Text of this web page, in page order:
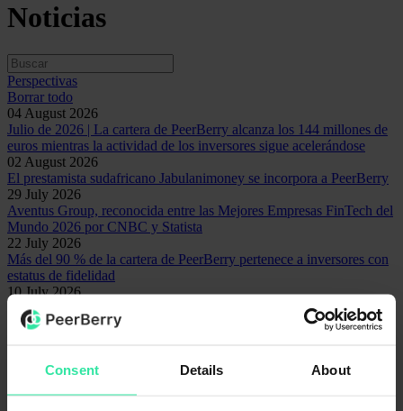
Consent Details About
Noticias
Perspectivas
Borrar todo
04 August 2026
Julio de 2026 | La cartera de PeerBerry alcanza los 144 millones de
euros mientras la actividad de los inversores sigue acelerándose
02 August 2026
El prestamista sudafricano Jabulanimoney se incorpora a PeerBerry
29 July 2026
Aventus Group, reconocida entre las Mejores Empresas FinTech del
Mundo 2026 por CNBC y Statista
22 July 2026
Más del 90 % de la cartera de PeerBerry pertenece a inversores con
estatus de fidelidad
10 July 2026
Aventus Group obtiene sólidos resultados en el primer semestre de
2026 impulsada por su expansión internacional
usuarios y crecientes oportunidades de inversión